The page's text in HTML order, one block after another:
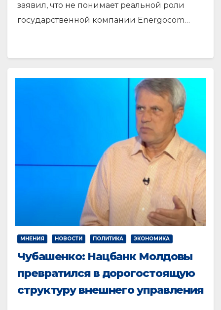
заявил, что не понимает реальной роли
государственной компании Energocom…
МНЕНИЯ НОВОСТИ ПОЛИТИКА ЭКОНОМИКА
Чубашенко: Нацбанк Молдовы
превратился в дорогостоящую
структуру внешнего управления